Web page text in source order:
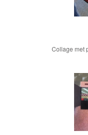
Collage met